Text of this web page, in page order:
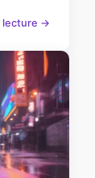
lecture →